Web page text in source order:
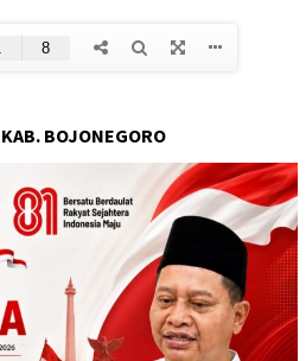
BOJONEGORO